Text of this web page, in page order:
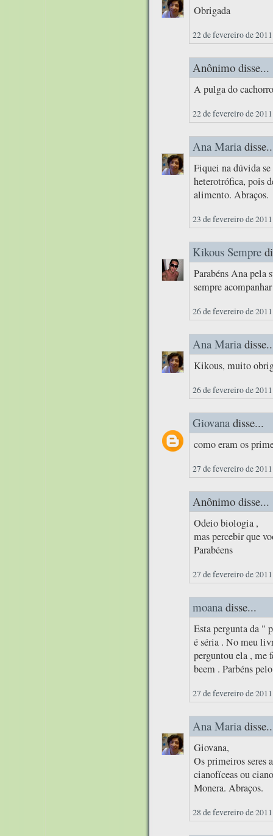
Obrigada
22 de fevereiro de
Anônimo disse...
A pulga do
22 de fevereiro de
Ana Maria
Fiquei na dúvida
heterotrófica, pois
alimento. Abraços.
23 de fevereiro de
Kikous Sempre
Parabéns Ana pela
sempre
26 de fevereiro de
Ana Maria
Kikous, muito
26 de fevereiro de
Giovana disse...
como eram os
27 de fevereiro de
Anônimo disse...
Odeio biologia ,
mas percebir que
Parabéens
27 de fevereiro de
moana disse...
Esta pergunta da "
é séria . No meu
perguntou ela , me
beem . Parbéns
27 de fevereiro de
Ana Maria
Giovana,
Os primeiros seres
cianofíceas ou
Monera. Abraços.
28 de fevereiro de